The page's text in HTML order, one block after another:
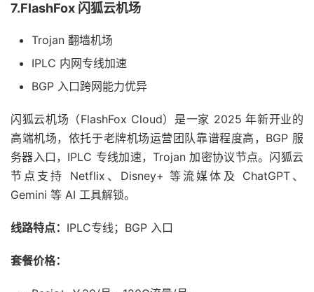
7.FlashFox 闪狐云机场
Trojan 翻墙机场
IPLC 内网专线加速
BGP 入口跨网能力优异
闪狐云机场（FlashFox Cloud）是一家 2025 年新开业的
高端机场，依托于老牌机场运营团队靠谱程度高，BGP 服
务器入口，IPLC 专线加速，Trojan 加密协议节点。闪狐云
节点支持 Netflix、Disney+ 等流媒体及 ChatGPT、
Gemini 等 AI 工具解锁。
线路特点： IPLC专线；BGP 入口
套餐价格：